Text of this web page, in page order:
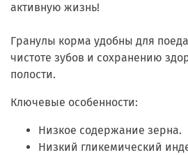
активную жизнь!
Гранулы корма удобны для
чистоте зубов и сохранению
полости.
Ключевые особенности:
Низкое содержание зерна.
Низкий гликемический